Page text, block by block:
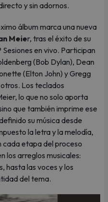
y sin adornos.
álbum marca una nueva
Meier, tras el éxito de su
en vivo. Participan
(Bob Dylan), Dean
(Elton John) y Gregg
Los teclados
lo que no solo aporta
que también imprime ese
su música desde
la letra y la melodía,
cada etapa del proceso
los arreglos musicales:
hasta las voces y los
del tema.